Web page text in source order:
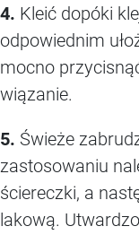
4. Kleić dopóki
odpowiednim
mocno
wiązanie.
5. Świeże
zastosowaniu
ściereczki, a
lakową.